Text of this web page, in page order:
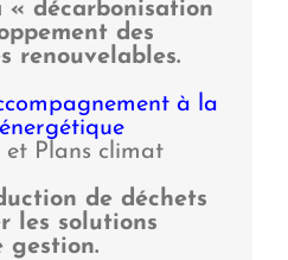
« décarbonisation
des
renouvelables.
à la
et Plans climat
de déchets
les solutions
gestion.